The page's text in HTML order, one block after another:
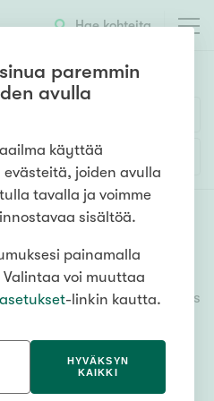
Hae kohteita
3h 4h 5h+
Nurmi
Tampere Nurmi, oli
kohteiden ja satojen
auttaa sinua kenties
Katso alta kaikki
Nurmi. Hyödynnä myös
jonka avulla löydät omien
paremmin
avulla
käyttää
joiden avulla
tavalla ja voimme
sisältöä.
painamalla
voi muuttaa
-linkin kautta.
HYVÄKSYN
KAIKKI